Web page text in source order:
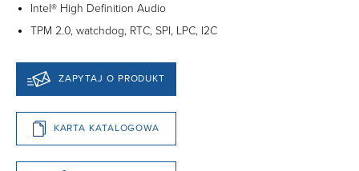
Intel® High Definition Audio
TPM 2.0, watchdog, RTC, SPI, LPC, I2C
ZAPYTAJ O PRODUKT
KARTA KATALOGOWA